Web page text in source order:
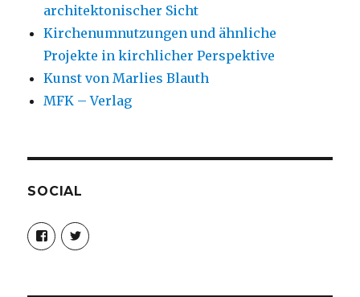
architektonischer Sicht
Kirchenumnutzungen und ähnliche
Projekte in kirchlicher Perspektive
Kunst von Marlies Blauth
MFK – Verlag
SOCIAL
Profil
von
christoph.fleischer1
anzeigen
Profil
von
ChristophFl
anzeigen